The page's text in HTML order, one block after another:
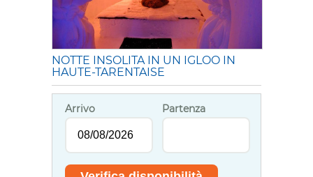
NOTTE INSOLITA IN UN IGLOO IN
HAUTE-TARENTAISE
Arrivo Partenza